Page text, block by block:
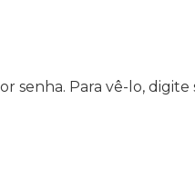
senha. Para vê-lo, digite